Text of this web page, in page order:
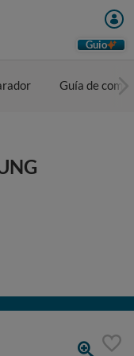
Guio
Guía de